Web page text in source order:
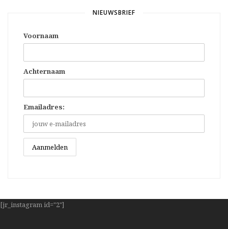
NIEUWSBRIEF
Voornaam
Achternaam
Emailadres:
[jr_instagram id="2"]